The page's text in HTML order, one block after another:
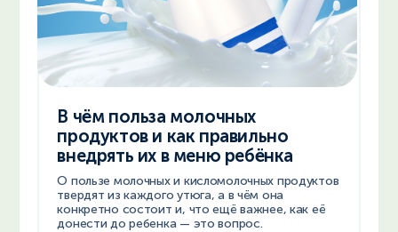
В чём польза молочных
продуктов и как правильно
внедрять их в меню ребёнка
О пользе молочных и кисломолочных продуктов
твердят из каждого утюга, а в чём она
конкретно состоит и, что ещё важнее, как её
донести до ребенка — это вопрос.